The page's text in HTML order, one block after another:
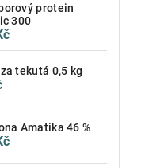
protein
300
tekutá 0,5 kg
Amatika 46 %